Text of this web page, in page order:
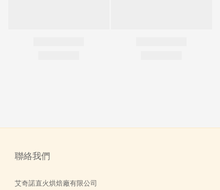
聯絡我們
艾奇諾直火烘焙廠有限公司